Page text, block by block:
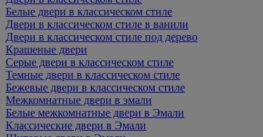
Белые двери в классическом стиле
Двери в классическом стиле в ванили
Двери в классическом стиле под дерево
Крашеные двери
Серые двери в классическом стиле
Темные двери в классическом стиле
Бежевые двери в классическом стиле
Межкомнатные двери в эмали
Белые межкомнатные двери в Эмали
Классические двери в Эмали